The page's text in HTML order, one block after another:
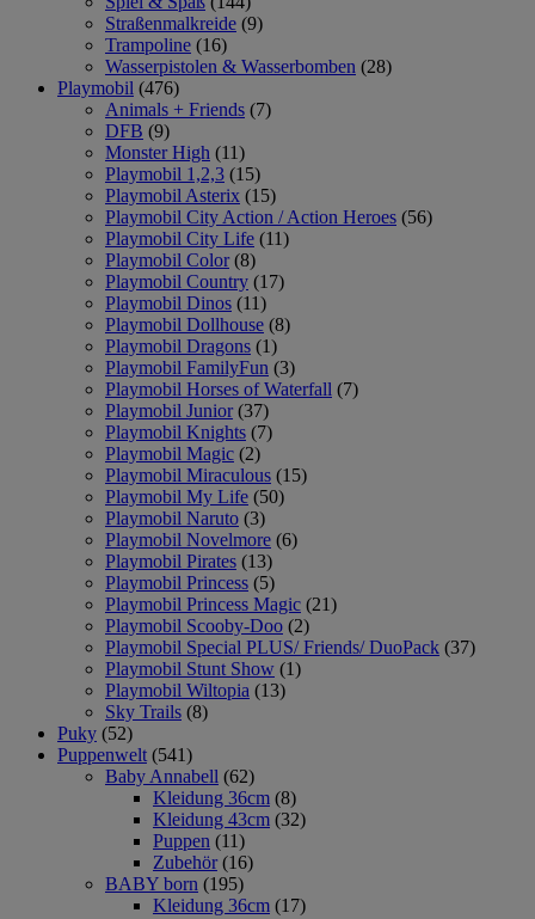
Straßenmalkreide (9)
Trampoline (16)
Wasserpistolen & Wasserbomben (28)
Playmobil (476)
Animals + Friends (7)
DFB (9)
Monster High (11)
Playmobil 1,2,3 (15)
Playmobil Asterix (15)
Playmobil City Action / Action Heroes (56)
Playmobil City Life (11)
Playmobil Color (8)
Playmobil Country (17)
Playmobil Dinos (11)
Playmobil Dollhouse (8)
Playmobil Dragons (1)
Playmobil FamilyFun (3)
Playmobil Horses of Waterfall (7)
Playmobil Junior (37)
Playmobil Knights (7)
Playmobil Magic (2)
Playmobil Miraculous (15)
Playmobil My Life (50)
Playmobil Naruto (3)
Playmobil Novelmore (6)
Playmobil Pirates (13)
Playmobil Princess (5)
Playmobil Princess Magic (21)
Playmobil Scooby-Doo (2)
Playmobil Special PLUS/ Friends/ DuoPack (37)
Playmobil Stunt Show (1)
Playmobil Wiltopia (13)
Sky Trails (8)
Puky (52)
Puppenwelt (541)
Baby Annabell (62)
Kleidung 36cm (8)
Kleidung 43cm (32)
Puppen (11)
Zubehör (16)
BABY born (195)
Kleidung 36cm (17)